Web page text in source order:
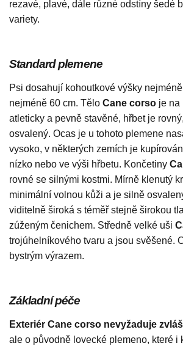
rezavé, plavé, dále různé odstíny šedé
variety.
Standard plemene
Psi dosahují kohoutkové výšky
nejméně 60 cm. Tělo Cane corso je na
atleticky a pevně stavěné, hřbet je
osvalený. Ocas je u tohoto plemene
vysoko, v některých zemích je
nízko nebo ve výši hřbetu. Končetiny
rovné se silnými kostmi. Mírně klenutý
minimální volnou kůži a je silně
viditelně široká s téměř stejně širokou
zúženým čenichem. Středně velké uši
trojúhelníkového tvaru a jsou svěšené.
bystrým výrazem.
Základní péče
Exteriér Cane corso nevyžaduje
ale o původně lovecké plemeno, které i